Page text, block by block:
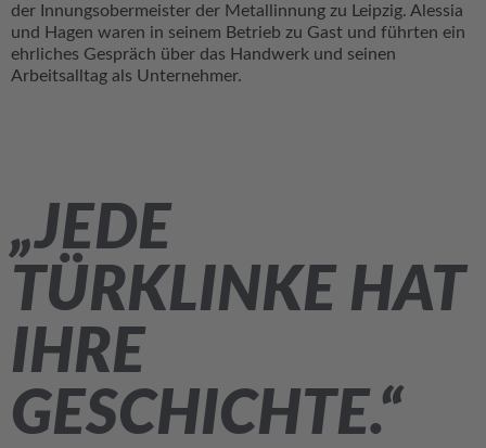
der Innungsobermeister der Metallinnung zu Leipzig. Alessia
und Hagen waren in seinem Betrieb zu Gast und führten ein
ehrliches Gespräch über das Handwerk und seinen
Arbeitsalltag als Unternehmer.
„JEDE
TÜRKLINKE HAT
IHRE
GESCHICHTE.“